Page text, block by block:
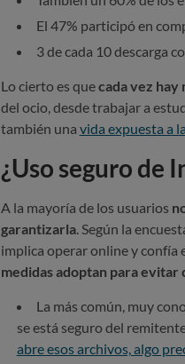
El 47% participó en
3 de cada 10 descarga
Lo cierto es quecada vez hay
del ocio, desde trabajar a
también una vida expuesta a
¿Uso seguro de
A la mayoría de los usuarios
garantizarla. Según la
implica operar online y confía
medidas adoptan para evitar
La más común, muy
se está seguro del
abre esos archivos, algo